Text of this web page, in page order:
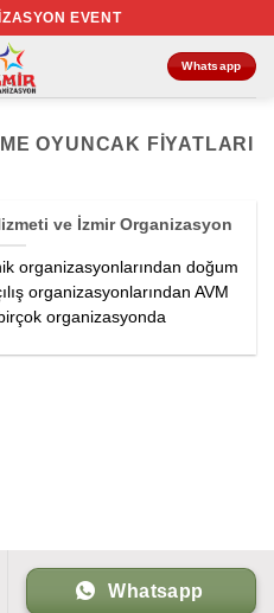
EVENT
Whatsapp
OYUNCAK FIYATLARI
ve İzmir Organizasyon
organizasyonlarından doğum
organizasyonlarından AVM
organizasyonda
Whatsapp